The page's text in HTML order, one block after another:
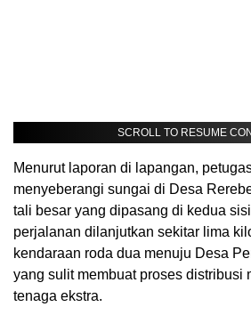
SCROLL TO RESUME
Menurut laporan di lapangan,
menyeberangi sungai di Desa
tali besar yang dipasang di kedua
perjalanan dilanjutkan sekitar lima
kendaraan roda dua menuju Desa
yang sulit membuat proses distribusi
tenaga ekstra.